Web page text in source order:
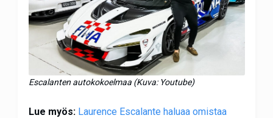
Escalanten autokokoelmaa (Kuva: Youtube)
Lue myös: Laurence Escalante haluaa omistaa